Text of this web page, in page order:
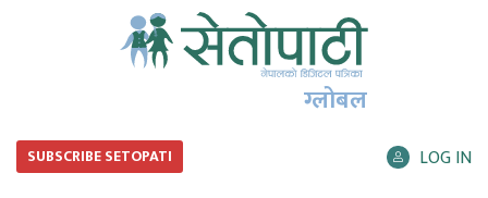
ग्लोबल
SUBSCRIBE SETOPATI LOG IN